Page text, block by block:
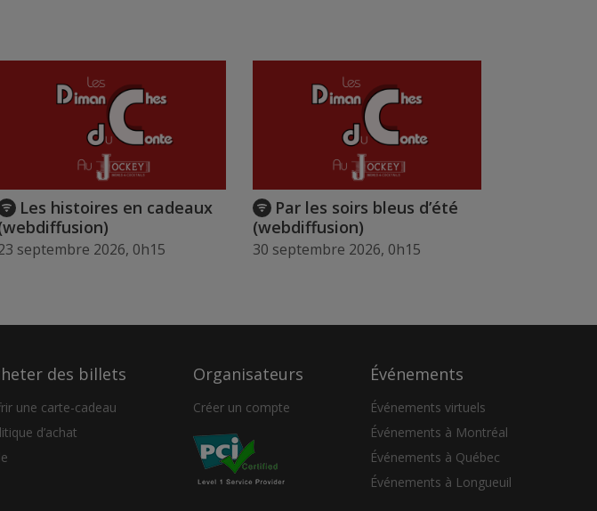
Les histoires en cadeaux
septembre 2026, 0h15
Par les soirs bleus d’été
(webdiffusion)
30 septembre 2026, 0h15
des billets
une carte-cadeau
d’achat
Organisateurs
Créer un compte
Événements
Événements virtuels
Événements à Montréal
Événements à Québec
Événements à Longueuil